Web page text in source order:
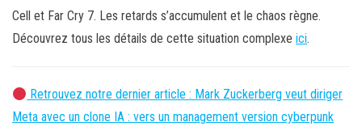
Cell et Far Cry 7. Les retards s’accumulent et le chaos règne.
Découvrez tous les détails de cette situation complexe ici.
Retrouvez notre dernier article : Mark Zuckerberg veut diriger
Meta avec un clone IA : vers un management version cyberpunk